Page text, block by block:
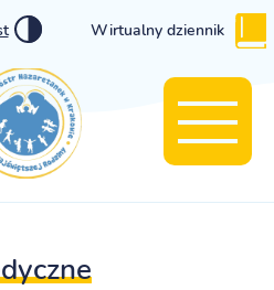
Wirtualny dziennik